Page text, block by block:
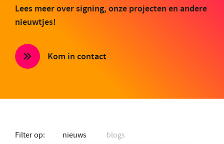
Lees meer over signing, onze projecten en andere
nieuwtjes!
Kom in contact
Filter op: nieuws blogs